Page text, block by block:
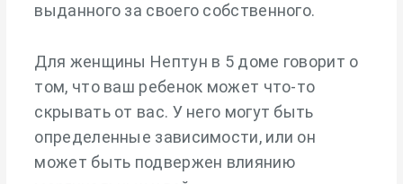
выданного за своего собственного.
Для женщины Нептун в 5 доме говорит о
том, что ваш ребенок может что-то
скрывать от вас. У него могут быть
определенные зависимости, или он
может быть подвержен влиянию